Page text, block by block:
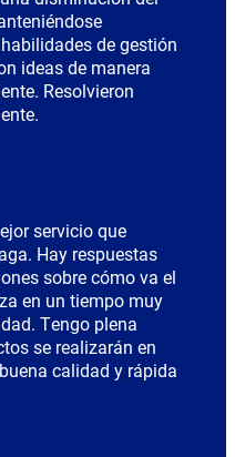
de gestión
ideas de manera
Resolvieron
servicio que
Hay respuestas
sobre cómo va el
en un tiempo muy
Tengo plena
se realizarán en
calidad y rápida